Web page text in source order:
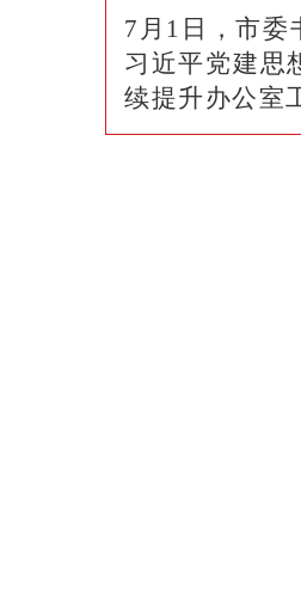
7月1日，市委
习近平党建思
续提升办公室